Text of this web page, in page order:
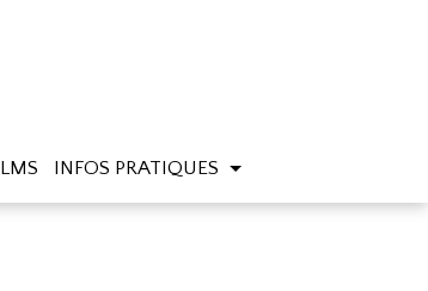
INFOS PRATIQUES